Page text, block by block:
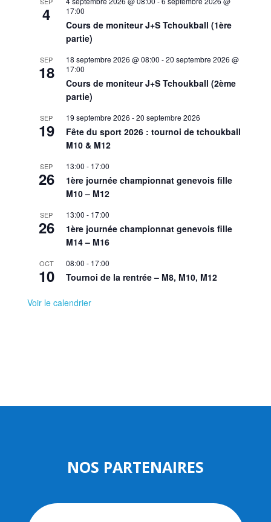
4
17:00
Cours de moniteur J+S Tchoukball (1ère
partie)
SEP
18
18 septembre 2026 @ 08:00 -20 septembre 2026 @
17:00
Cours de moniteur J+S Tchoukball (2ème
partie)
SEP
19
19 septembre 2026 -20 septembre 2026
Fête du sport 2026 : tournoi de tchoukball
M10 & M12
SEP
26
13:00 - 17:00
1ère journée championnat genevois fille
M10 – M12
SEP
26
13:00 - 17:00
1ère journée championnat genevois fille
M14 – M16
OCT
10
08:00 - 17:00
Tournoi de la rentrée – M8, M10, M12
Voir le calendrier
NOS PARTENAIRES